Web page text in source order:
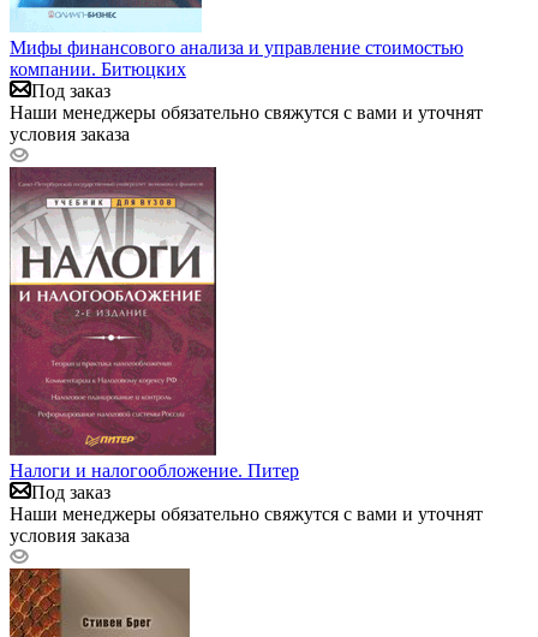
Мифы финансового анализа и управление стоимостью
компании. Битюцких
Под заказ
Наши менеджеры обязательно свяжутся с вами и уточнят
условия заказа
Налоги и налогообложение. Питер
Под заказ
Наши менеджеры обязательно свяжутся с вами и уточнят
условия заказа